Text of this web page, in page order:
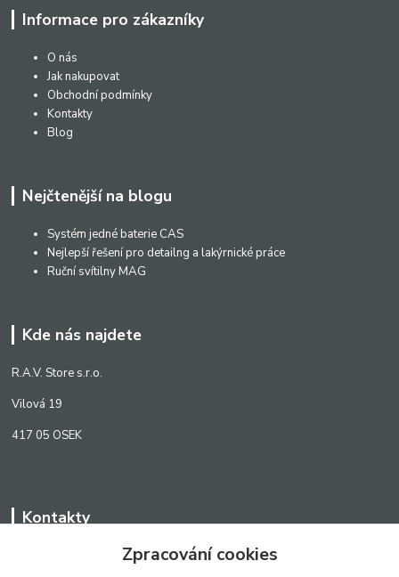
Informace pro zákazníky
O nás
Jak nakupovat
Obchodní podmínky
Kontakty
Blog
Nejčtenější na blogu
Systém jedné baterie CAS
Nejlepší řešení pro detailng a lakýrnické práce
Ruční svítilny MAG
Kde nás najdete
R.A.V. Store s.r.o.
Vilová 19
417 05 OSEK
Kontakty
Zpracování cookies